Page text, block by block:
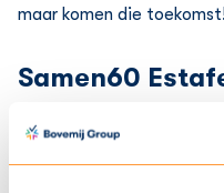
maar komen die
Samen60
haar 60e verjaardag met